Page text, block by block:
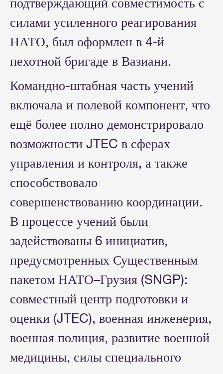
силами усиленного реагирования
НАТО, был оформлен в 4-й
пехотной бригаде в Вазиани.
Командно-штабная часть учений
включала и полевой компонент, что
ещё более полно демонстрировало
возможности JTEC в сферах
управления и контроля, а также
способствовало
совершенствованию координации.
В процессе учений были
задействованы 6 инициатив,
предусмотренных Существенным
пакетом НАТО–Грузия (SNGP):
совместный центр подготовки и
оценки (JTEC), военная инженерия,
военная полиция, развитие военной
медицины, силы специального